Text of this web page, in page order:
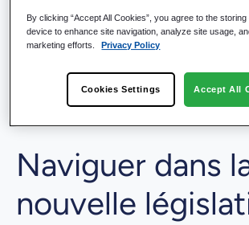
modèles. Le deuxième niveau, réservé
à haut risque, implique des rapports
et des tests plus stricts.
Quel sera donc l'impact de cette
les entreprises qui exploitent les
l'UE et au-delà ?
Naviguer dans
nouvelle
By clicking “Accept All Cookies”, you agree to the
device to enhance site navigation, analyze site usage,
marketing efforts.
Privacy Policy
Cookies Settings Accept All